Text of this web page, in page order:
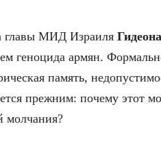
главы МИД Израиля Гидеона
геноцида армян.
память,
прежним: почему этот
молчания?